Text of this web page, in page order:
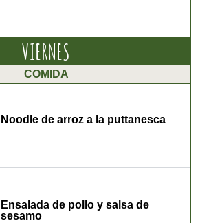
VIERNES
COMIDA
Noodle de arroz a la puttanesca
Ensalada de pollo y salsa de
sesamo